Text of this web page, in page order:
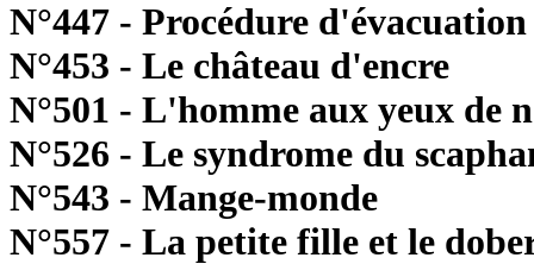
N°447 - Procédure
N°453 - Le château d'encre
N°501 - L'homme aux yeux de
N°526 - Le syndrome du
N°543 - Mange-monde
N°557 - La petite fille et le